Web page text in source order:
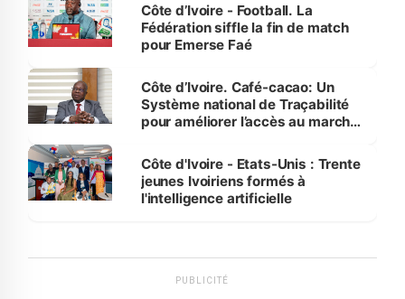
Côte d’Ivoire - Football. La
Fédération siffle la fin de match
pour Emerse Faé
Côte d’Ivoire. Café-cacao: Un
Système national de Traçabilité
pour améliorer l’accès au marché
Côte d'Ivoire - Etats-Unis : Trente
jeunes Ivoiriens formés à
l'intelligence artificielle
PUBLICITÉ